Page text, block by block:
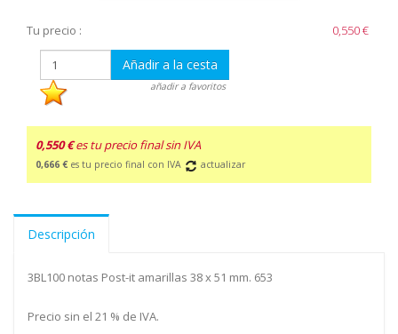
Tu precio : 0,550 €
Añadir a la cesta
añadir a favoritos
0,550 € es tu precio final sin IVA
0,666 € es tu precio final con IVA actualizar
Descripción
3BL100 notas Post-it amarillas 38 x 51 mm. 653
Precio sin el 21 % de IVA.